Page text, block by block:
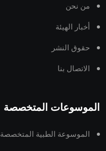
من نحن
أخبار الهيئة
حقوق النشر
الاتصال بنا
الموسوعات المتخصصة
الموسوعة الطبية المتخصصة